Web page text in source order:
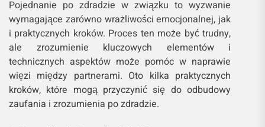
Pojednanie po zdradzie w związku to wyzwanie
wymagające zarówno wrażliwości emocjonalnej, jak
i praktycznych kroków. Proces ten może być trudny,
ale zrozumienie kluczowych elementów i
technicznych aspektów może pomóc w naprawie
więzi między partnerami. Oto kilka praktycznych
kroków, które mogą przyczynić się do odbudowy
zaufania i zrozumienia po zdradzie.